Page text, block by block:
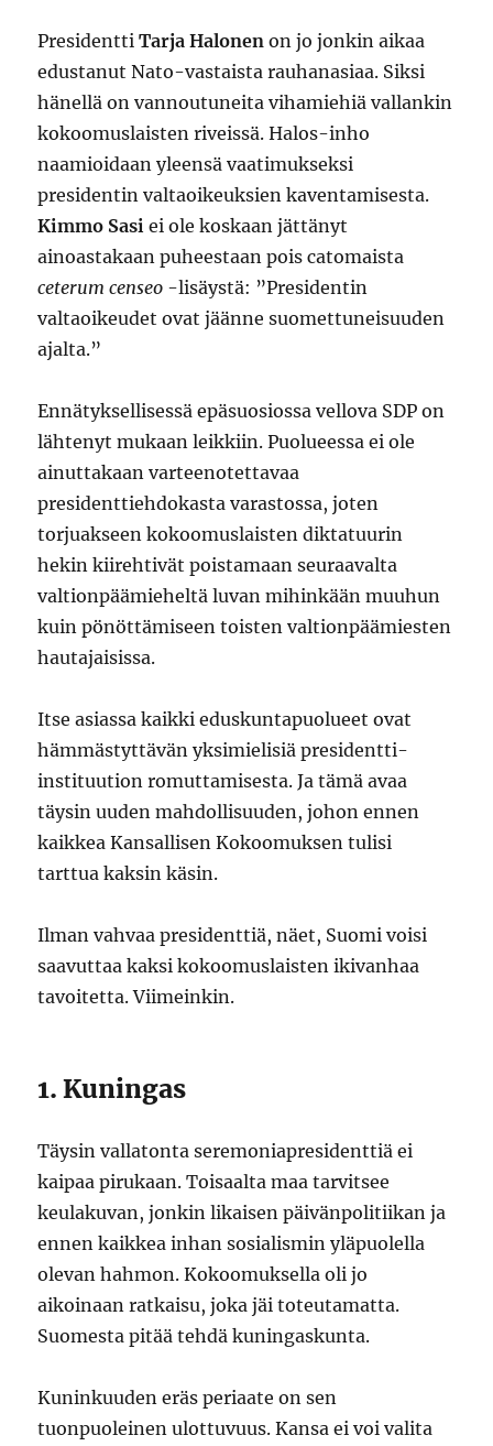
PresidenttiTarja Halonenon jo jonkin aikaa
edustanut Nato-vastaista rauhanasiaa. Siksi
hänellä on vannoutuneita vihamiehiä vallankin
kokoomuslaisten riveissä. Halos-inho
naamioidaan yleensä vaatimukseksi
presidentin valtaoikeuksien kaventamisesta.
Kimmo Sasi ei ole koskaan jättänyt
ainoastakaan puheestaan pois catomaista
ceterum censeo -lisäystä: ”Presidentin
valtaoikeudet ovat jäänne suomettuneisuuden
ajalta.”
Ennätyksellisessä epäsuosiossa vellova SDP on
lähtenyt mukaan leikkiin. Puolueessa ei ole
ainuttakaan varteenotettavaa
presidenttiehdokasta varastossa, joten
torjuakseen kokoomuslaisten diktatuurin
hekin kiirehtivät poistamaan seuraavalta
valtionpäämieheltä luvan mihinkään muuhun
kuin pönöttämiseen toisten valtionpäämiesten
hautajaisissa.
Itse asiassa kaikki eduskuntapuolueet ovat
hämmästyttävän yksimielisiä presidentti-
instituution romuttamisesta. Ja tämä avaa
täysin uuden mahdollisuuden, johon ennen
kaikkea Kansallisen Kokoomuksen tulisi
tarttua kaksin käsin.
Ilman vahvaa presidenttiä, näet, Suomi voisi
saavuttaa kaksi kokoomuslaisten ikivanhaa
tavoitetta. Viimeinkin.
1. Kuningas
Täysin vallatonta seremoniapresidenttiä ei
kaipaa pirukaan. Toisaalta maa tarvitsee
keulakuvan, jonkin likaisen päivänpolitiikan ja
ennen kaikkea inhan sosialismin yläpuolella
olevan hahmon. Kokoomuksella oli jo
aikoinaan ratkaisu, joka jäi toteutamatta.
Suomesta pitää tehdä kuningaskunta.
Kuninkuuden eräs periaate on sen
tuonpuoleinen ulottuvuus. Kansa ei voi valita